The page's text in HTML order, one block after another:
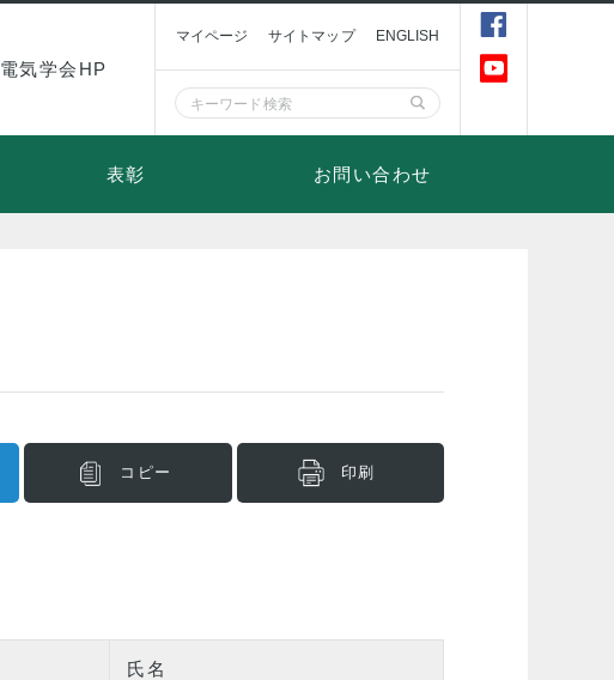
電気学会HP
マイページ サイトマップ ENGLISH
表彰 お問い合わせ
コピー 印刷
氏名